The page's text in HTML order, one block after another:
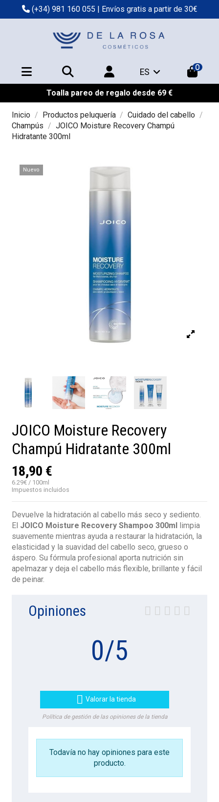
(+34) 981 160 055 | Envíos gratis a partir de 30€
ES 0
Toalla pareo de regalo desde 69 €
Inicio Productos peluquería
Cuidado del cabello
Champús
JOICO Moisture Recovery Champú
Hidratante 300ml
Nuevo
JOICO Moisture Recovery
Champú Hidratante 300ml
18,90 €
6.29€ / 100ml
Impuestos incluidos
Devuelve la hidratación al cabello más seco y sediento.
El JOICO Moisture Recovery Shampoo 300ml limpia
suavemente mientras ayuda a restaurar la hidratación, la
elasticidad y la suavidad del cabello seco, grueso o
áspero. Su fórmula profesional aporta nutrición sin
apelmazar y deja el cabello más flexible, brillante y fácil
de peinar.
Opiniones
0/5
 Valorar la tienda
Política de gestión de las opiniones de la tienda
Todavía no hay opiniones para este
producto.